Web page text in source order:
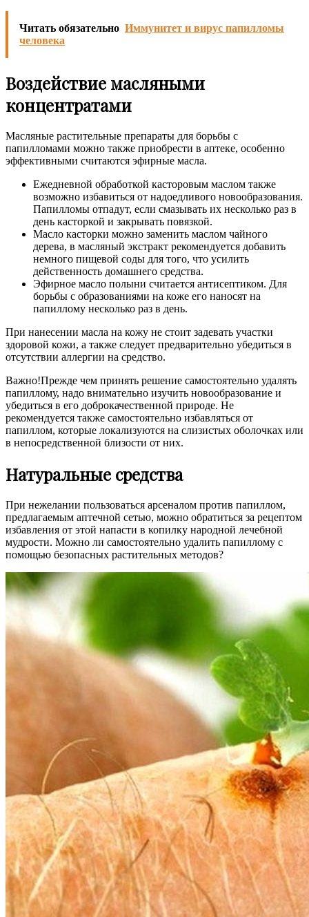
Читать обязательно Иммунитет и вирус папилломы
человека
Воздействие масляными
концентратами
Масляные растительные препараты для борьбы с
папилломами можно также приобрести в аптеке, особенно
эффективными считаются эфирные масла.
Ежедневной обработкой касторовым маслом также
возможно избавиться от надоедливого новообразования.
Папилломы отпадут, если смазывать их несколько раз в
день касторкой и закрывать повязкой.
Масло касторки можно заменить маслом чайного
дерева, в масляный экстракт рекомендуется добавить
немного пищевой соды для того, что усилить
действенность домашнего средства.
Эфирное масло полыни считается антисептиком. Для
борьбы с образованиями на коже его наносят на
папиллому несколько раз в день.
При нанесении масла на кожу не стоит задевать участки
здоровой кожи, а также следует предварительно убедиться в
отсутствии аллергии на средство.
Важно!Прежде чем принять решение самостоятельно удалять
папиллому, надо внимательно изучить новообразование и
убедиться в его доброкачественной природе. Не
рекомендуется также самостоятельно избавляться от
папиллом, которые локализуются на слизистых оболочках или
в непосредственной близости от них.
Натуральные средства
При нежелании пользоваться арсеналом против папиллом,
предлагаемым аптечной сетью, можно обратиться за рецептом
избавления от этой напасти в копилку народной лечебной
мудрости. Можно ли самостоятельно удалить папиллому с
помощью безопасных растительных методов?